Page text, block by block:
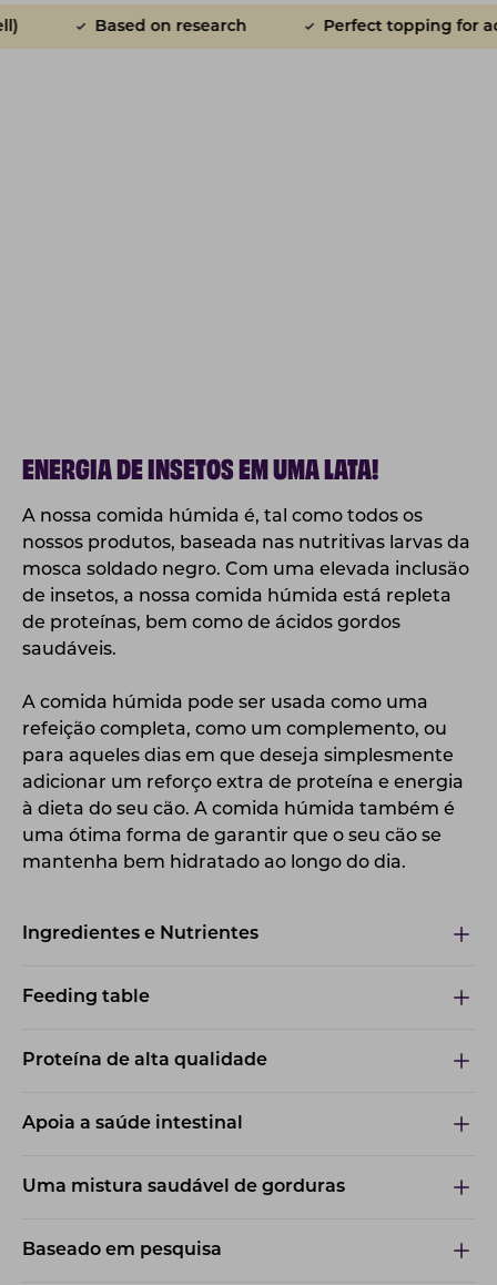
Based on research Perfect topping for adult and
ENERGIA DE INSETOS EM UMA LATA!
A nossa comida húmida é, tal como todos os
nossos produtos, baseada nas nutritivas larvas da
mosca soldado negro. Com uma elevada inclusão
de insetos, a nossa comida húmida está repleta
de proteínas, bem como de ácidos gordos
saudáveis.
A comida húmida pode ser usada como uma
refeição completa, como um complemento, ou
para aqueles dias em que deseja simplesmente
adicionar um reforço extra de proteína e energia
à dieta do seu cão. A comida húmida também é
uma ótima forma de garantir que o seu cão se
mantenha bem hidratado ao longo do dia.
Ingredientes e Nutrientes
Feeding table
Proteína de alta qualidade
Apoia a saúde intestinal
Uma mistura saudável de gorduras
Baseado em pesquisa